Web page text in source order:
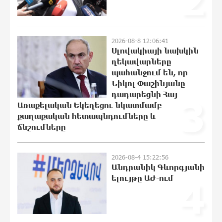
ֆերմերները համատեղում են
արևային վահանակները ոչխարների
հետ մեկ դաշտում, և դա աշխատում է
13:16:28 8-08-2026
Սաուդյան Արաբիան, Թուրքիան և
Պակիստանը համատեղ
պաշտպանության մասին
համաձայնագիր են կնքել. Արտակ
Սլովակիայի նախկին ղեկավարները
պահանջում են, որ Նիկոլ Փաշինյանը
դադարեցնի Հայ Առաքելական
հետապնդումները և ճնշումները
2026-08-8 12:06:41
Սլովակիայի նախկին
ղեկավարները
պահանջում են, որ
Նիկոլ Փաշինյանը
դադարեցնի Հայ
Առաքելական Եկեղեցու նկատմամբ
քաղաքական հետապնդումները և
ճնշումները
2026-08-4 15:22:56
Անդրանիկ Գևորգյանի
ելույթը ԱԺ-ում